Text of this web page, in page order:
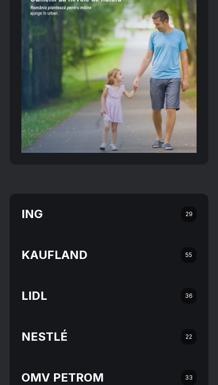
ING 29
KAUFLAND 55
LIDL 36
NESTLÉ 22
OMV PETROM 33